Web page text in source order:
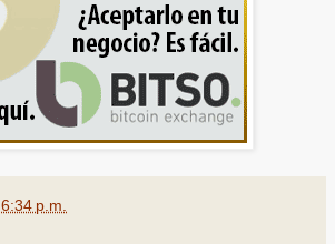
6:34 p.m.